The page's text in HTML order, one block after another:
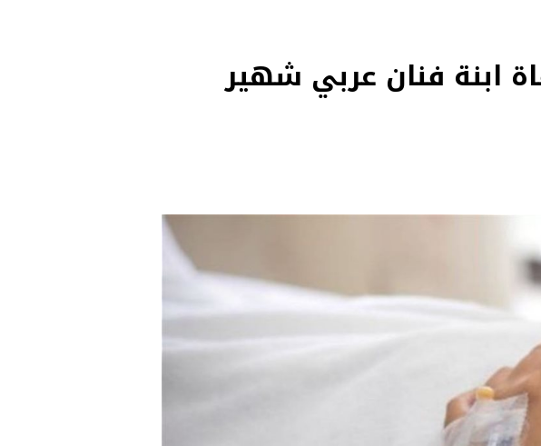
73 يوماً.. وفاة ابنة فنان عربي شهير